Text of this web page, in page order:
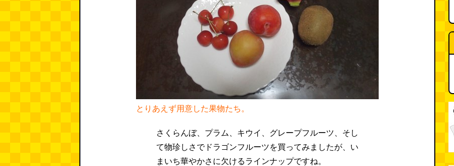
とりあえず用意した果物たち。
さくらんぼ、プラム、キウイ、グレープフルーツ、そし
て物珍しさでドラゴンフルーツを買ってみましたが、い
まいち華やかさに欠けるラインナップですね。